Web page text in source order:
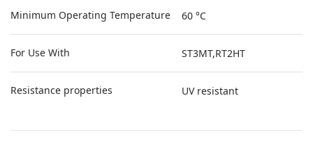
Minimum Operating Temperature 60 °C
For Use With ST3MT,RT2HT
Resistance properties UV resistant